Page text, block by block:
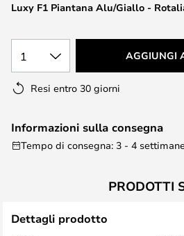
Luxy F1 Piantana Alu/Giallo -
1 AGGIUNGI
Resi entro 30 giorni
Informazioni sulla consegna
Tempo di consegna: 3 - 4
PRODOTTI
Dettagli prodotto